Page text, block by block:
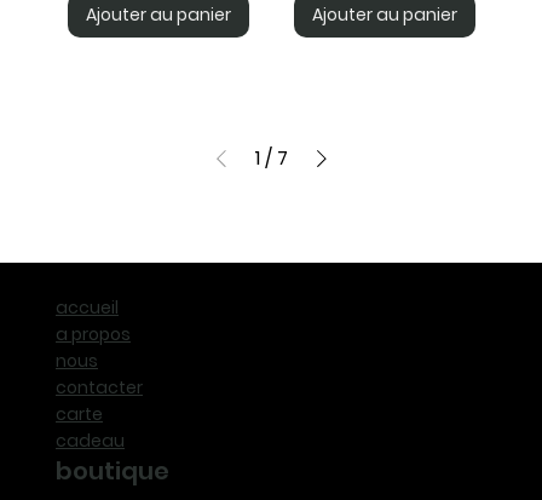
Ajouter au panier Ajouter au panier
1/ 7
accueil
a propos
nous
contacter
carte
cadeau
boutique